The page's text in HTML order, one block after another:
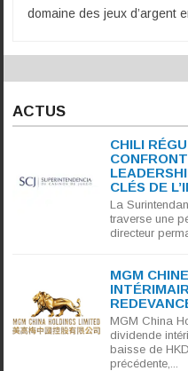
domaine des jeux d’argent
ACTUS
CHILI
CLÉS DE
La
traverse une
directeur
MGM
MGM China
dividende
baisse de
précédente,...